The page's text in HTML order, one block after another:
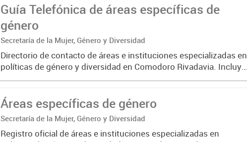
Guía Telefónica de áreas específicas de
género
Secretaría de la Mujer, Género y Diversidad
Directorio de contacto de áreas e instituciones especializadas en
políticas de género y diversidad en Comodoro Rivadavia. Incluye
teléfonos de contacto y descripción de acciones y servicios
Áreas específicas de género
Secretaría de la Mujer, Género y Diversidad
Registro oficial de áreas e instituciones especializadas en